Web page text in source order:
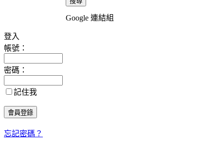
登入
帳號：
密碼：
記住我
忘記密碼？
Google 連結組